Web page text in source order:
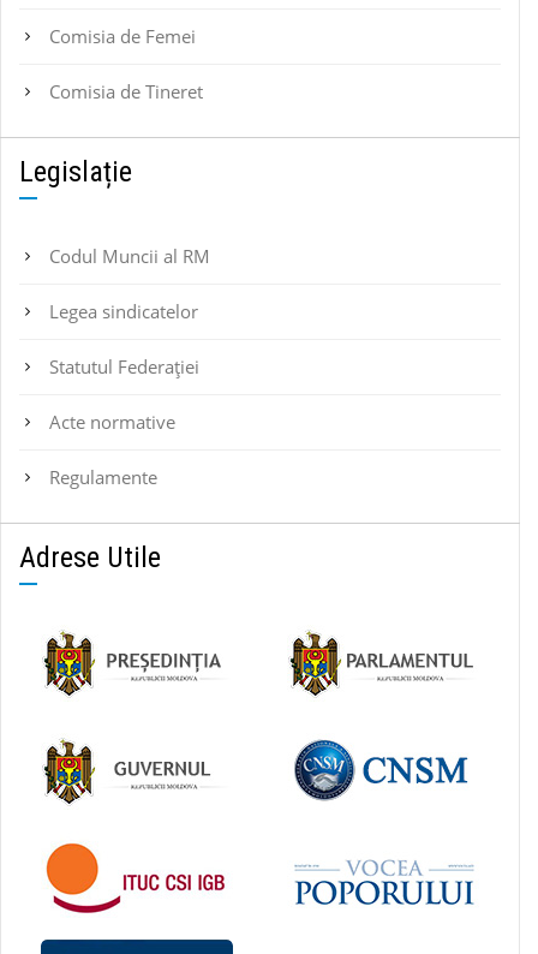
Comisia de Femei
Comisia de Tineret
Legislație
Codul Muncii al RM
Legea sindicatelor
Statutul Federaţiei
Acte normative
Regulamente
Adrese Utile